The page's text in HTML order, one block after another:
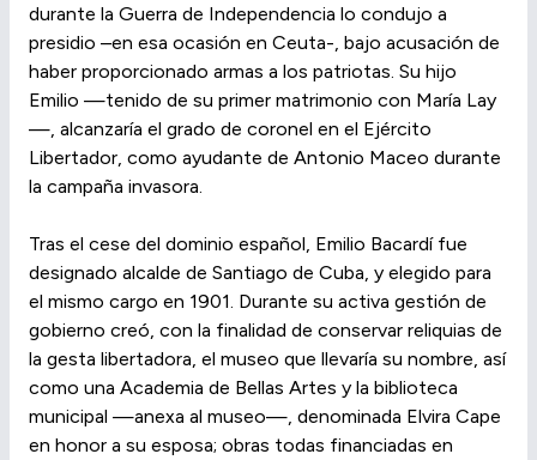
durante la Guerra de Independencia lo condujo a
presidio –en esa ocasión en Ceuta-, bajo acusación de
haber proporcionado armas a los patriotas. Su hijo
Emilio —tenido de su primer matrimonio con María Lay
—, alcanzaría el grado de coronel en el Ejército
Libertador, como ayudante de Antonio Maceo durante
la campaña invasora.
Tras el cese del dominio español, Emilio Bacardí fue
designado alcalde de Santiago de Cuba, y elegido para
el mismo cargo en 1901. Durante su activa gestión de
gobierno creó, con la finalidad de conservar reliquias de
la gesta libertadora, el museo que llevaría su nombre, así
como una Academia de Bellas Artes y la biblioteca
municipal —anexa al museo—, denominada Elvira Cape
en honor a su esposa; obras todas financiadas en